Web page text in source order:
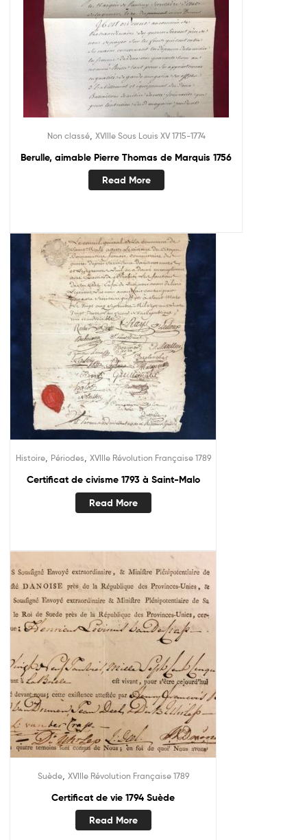
Non classé, XVIIIe Sous Louis XV 1715-1774
Berulle, aimable Pierre Thomas de Marquis 1756
Read More
Histoire, Périodes XVIIIe Révolution Française 1789
Certificat de civisme 1793 à Saint-Malo
Read More
Suède, XVIIIe Révolution Française 1789
Certificat de vie 1794 Suède
Read More